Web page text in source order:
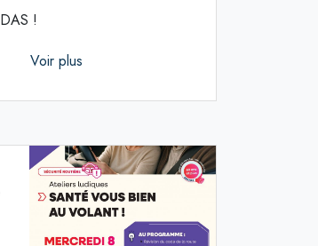
!
Voir plus